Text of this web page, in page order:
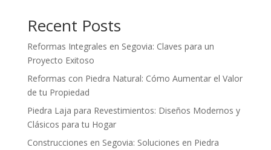
Recent Posts
Reformas Integrales en Segovia: Claves para un
Proyecto Exitoso
Reformas con Piedra Natural: Cómo Aumentar el Valor
de tu Propiedad
Piedra Laja para Revestimientos: Diseños Modernos y
Clásicos para tu Hogar
Construcciones en Segovia: Soluciones en Piedra